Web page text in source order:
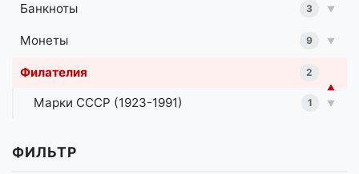
Банкноты 3 ▼
Монеты 9 ▼
Филателия 2
▼
Марки СССР (1923-1991) 1 ▼
ФИЛЬТР